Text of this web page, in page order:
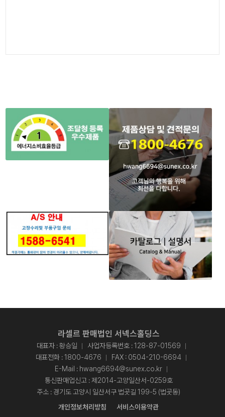
라셀르 판매법인 서넥스홀딩스
대표자 : 황승일
사업자등록번호 : 128-87-01569
대표전화 :1800-4676
FAX : 0504-210-6694
E-Mail : hwang6694@sunex.co.kr
통신판매업신고 : 제2014-고양일산서-0259호
주소 : 경기도 고양시 일산서구 법곳길 199-5 (법곳동)
개인정보처리방침
서비스이용약관